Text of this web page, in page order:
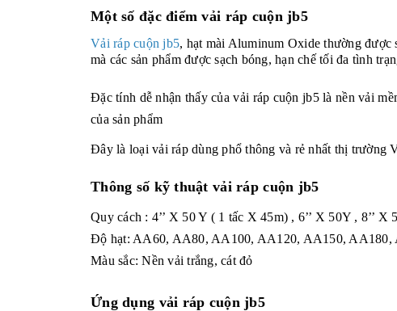
Một số đặc điểm vải ráp cuộn jb5
Vải ráp cuộn jb5, hạt mài Aluminum Oxide thường được
mà các sản phẩm được sạch bóng, hạn chế tối đa tình
Đặc tính dễ nhận thấy của vải ráp cuộn jb5 là nền vải
của sản phẩm
Đây là loại vải ráp dùng phổ thông và rẻ nhất thị trường
Thông số kỹ thuật vải ráp cuộn jb5
Quy cách : 4’’ X 50 Y ( 1 tấc X 45m) , 6’’ X 50Y , 8’’
Độ hạt: AA60, AA80, AA100, AA120, AA150,
Màu sắc: Nền vải trắng, cát đỏ
Ứng dụng vải ráp cuộn jb5